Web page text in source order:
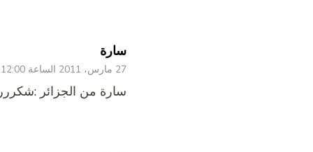
سارة
27 مارس، 2011 الساعة 12:00 ص
سارة من الجزائر